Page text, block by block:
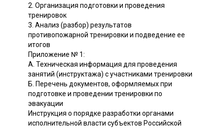
2. Организация подготовки и проведения
тренировок
3. Анализ (разбор) результатов
противопожарной тренировки и подведение ее
итогов
Приложение № 1:
А. Техническая информация для проведения
занятий (инструктажа) с участниками тренировки
Б. Перечень документов, оформляемых при
подготовке и проведении тренировки по
эвакуации
Инструкция о порядке разработки органами
исполнительной власти субъектов Российской